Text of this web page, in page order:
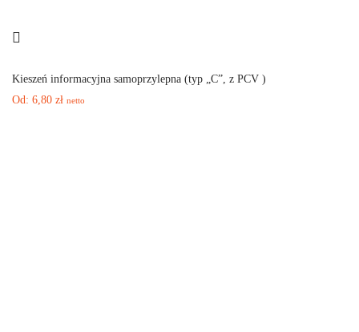
Kieszeń informacyjna samoprzylepna (typ „C”, z PCV )
Od: 6,80 zł netto